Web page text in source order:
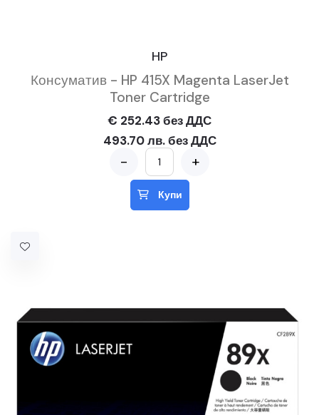
HP
Консуматив - HP 415X Magenta LaserJet
Toner Cartridge
€ 252.43 без ДДС
493.70 лв. без ДДС
- +
Купи